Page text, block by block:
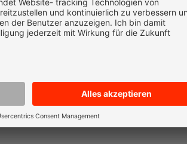
deren Betreiber
umgehend per E-Mail.
um die Informationen der
daher die Richtigkeit und
prüfen. Saupe Communication
Saupe Communication kann
Informationen oder durch
manifestierten